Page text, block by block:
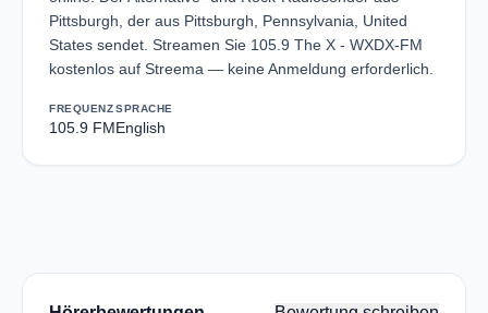
Pittsburgh, der aus Pittsburgh, Pennsylvania, United
States sendet. Streamen Sie 105.9 The X - WXDX-FM
kostenlos auf Streema — keine Anmeldung erforderlich.
FREQUENZ
105.9 FM
SPRACHE
English